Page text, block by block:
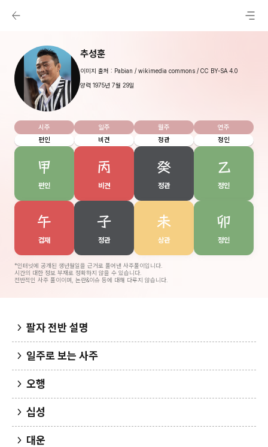
추성훈
이미지 출처 : Pabian / wikimedia commons / CC BY-SA 4.0
양력 1975년 7월 29일
시주
편인
甲
편인
午
겁재
일주
비견
丙
비견
子
정관
월주
정관
癸
정관
未
상관
연주
정인
乙
정인
卯
정인
*인터넷에 공개된 생년월일을 근거로 풀어낸 사주풀이입니다.
시간의 대한 정보 부재로 정확하지 않을 수 있습니다.
전반적인 사주 풀이이며, 논란&이슈 등에 대해 다루지 않습니다.
팔자 전반 설명
일주로 보는 사주
오행
십성
대운